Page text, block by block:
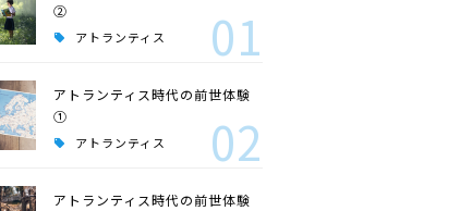
②
アトランティス 01
アトランティス時代の前世体験
①
アトランティス 02
アトランティス時代の前世体験